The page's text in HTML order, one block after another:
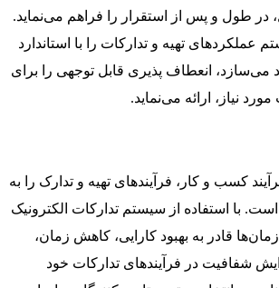
در طول و پس از استقرار را فراهم می‌نماید.
عملکردهای تهیه و تدارکات را با استاندارد
می‌سازد، انعطاف پذیری قابل توجهی را برای
نیاز، ارائه می‌نماید.
کسب و کار، فرآیندهای تهیه و تدارک را به
با استفاده از سیستم تدارکات الکترونیک
قادر به بهبود کارایی، کاهش زمان،
شفافیت در فرآیندهای تدارکات خود